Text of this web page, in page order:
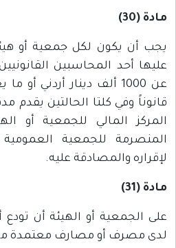
مادة (30)
يجب أن يكون لكل جمعية أو
عليها أحد المحاسبين
عن 1000 ألف دينار أردني
قانوناً وفي كلتا الحالتين يقدم
المركز المالي للجمعية أو
المنصرمة للجمعية
لإقراره والمصادقة عليه.
مادة (31)
على الجمعية أو الهيئة أن تودع
لدى مصرف أو مصارف معتمدة من